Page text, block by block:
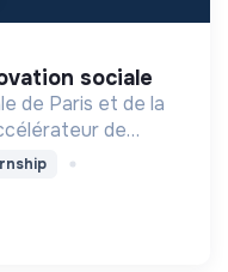
sociale
de Paris et de la
de
transitions.